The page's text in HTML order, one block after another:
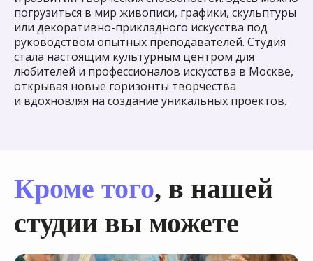
погрузиться в мир живописи, графики, скульптуры
или декоративно-прикладного искусства под
руководством опытных преподавателей. Студия
стала настоящим культурным центром для
любителей и профессионалов искусства в Москве,
открывая новые горизонты творчества
и вдохновляя на создание уникальных проектов.
Кроме того, в нашей
студии вы можете